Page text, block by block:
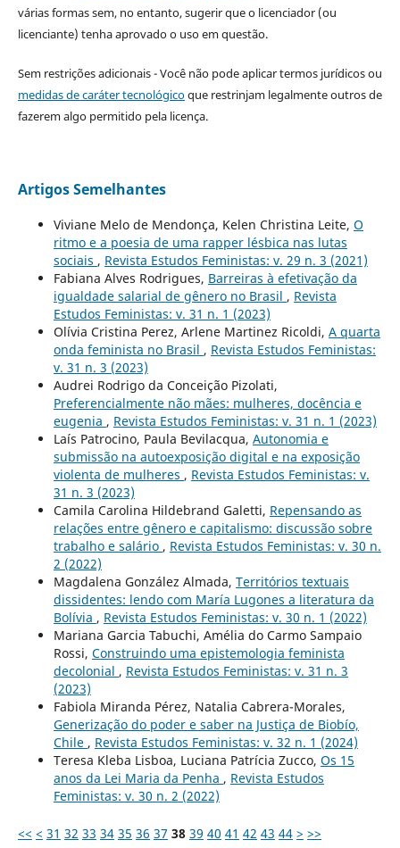
várias formas sem, no entanto, sugerir que o licenciador (ou
licenciante) tenha aprovado o uso em questão.
Sem restrições adicionais - Você não pode aplicar termos jurídicos ou
medidas de caráter tecnológicoque restrinjam legalmente outros de
fazerem algo permitido pela licença.
Artigos Semelhantes
Viviane Melo de Mendonça, Kelen Christina Leite, O
ritmo e a poesia de uma rapper lésbica nas lutas
sociais , Revista Estudos Feministas: v. 29 n. 3 (2021)
Fabiana Alves Rodrigues, Barreiras à efetivação da
igualdade salarial de gênero no Brasil , Revista
Estudos Feministas: v. 31 n. 1 (2023)
Olívia Cristina Perez, Arlene Martinez Ricoldi, A quarta
onda feminista no Brasil , Revista Estudos Feministas:
v. 31 n. 3 (2023)
Audrei Rodrigo da Conceição Pizolati,
Preferencialmente não mães: mulheres, docência e
eugenia , Revista Estudos Feministas: v. 31 n. 1 (2023)
Laís Patrocino, Paula Bevilacqua, Autonomia e
submissão na autoexposição digital e na exposição
violenta de mulheres , Revista Estudos Feministas: v.
31 n. 3 (2023)
Camila Carolina Hildebrand Galetti, Repensando as
relações entre gênero e capitalismo: discussão sobre
trabalho e salário , Revista Estudos Feministas: v. 30 n.
2 (2022)
Magdalena González Almada, Territórios textuais
dissidentes: lendo com María Lugones a literatura da
Bolívia , Revista Estudos Feministas: v. 30 n. 1 (2022)
Mariana Garcia Tabuchi, Amélia do Carmo Sampaio
Rossi, Construindo uma epistemologia feminista
decolonial , Revista Estudos Feministas: v. 31 n. 3
(2023)
Fabiola Miranda Pérez, Natalia Cabrera-Morales,
Generização do poder e saber na Justiça de Biobío,
Chile , Revista Estudos Feministas: v. 32 n. 1 (2024)
Teresa Kleba Lisboa, Luciana Patrícia Zucco, Os 15
anos da Lei Maria da Penha , Revista Estudos
Feministas: v. 30 n. 2 (2022)
<< < 31 32 33 34 35 36 37 38 39 40 41 42 43 44 > >>